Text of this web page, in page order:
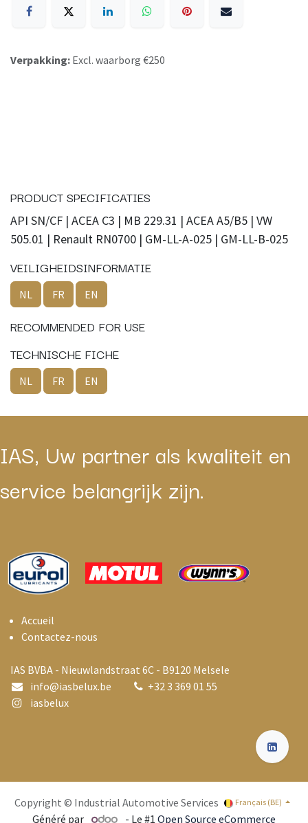
Verpakking: Excl. waarborg €250
PRODUCT SPECIFICATIES
API SN/CF | ACEA C3 | MB 229.31 | ACEA A5/B5 | VW
505.01 | Renault RN0700 | GM-LL-A-025 | GM-LL-B-025
VEILIGHEIDSINFORMATIE
NL FR EN
RECOMMENDED FOR USE
TECHNISCHE FICHE
NL FR EN
IAS, Uw partner als kwaliteit en
service belangrijk zijn.
Accueil
Contactez-nous
IAS BVBA - Nieuwlandstraat 6C - B9120 Melsele
info@iasbelux.be +32 3 369 01 55
iasbelux
Copyright © Industrial Automotive Services Français (BE)
Généré par - Le #1Open Source eCommerce